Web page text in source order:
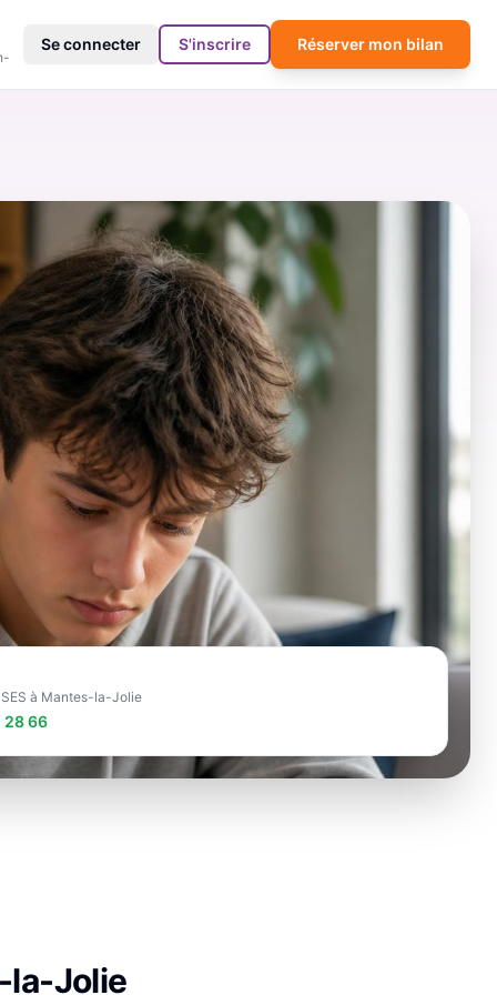
Se connecter S'inscrire Réserver mon bilan
à Mantes-la-Jolie
28 66
la-Jolie